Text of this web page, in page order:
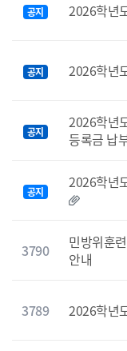
공지 2026학년
공지 2026학년
공지
2026학년
등록금 납
공지
2026학년
3790
민방위훈
안내
3789 2026학년